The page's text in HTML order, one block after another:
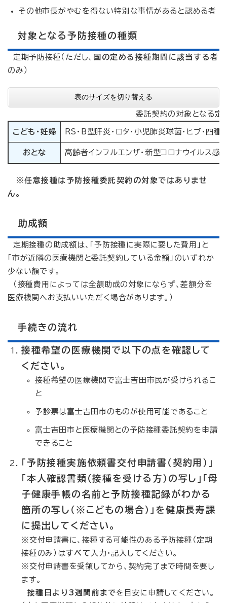
その他市長がやむを得ない特別な事情があると認める者
対象となる予防接種の種類
定期予防接種（ただし、 国の定める接種期間に該当する者
のみ）
表のサイズを切り替える
委託契約の対象となる定
こども・妊婦 RS・B型肝炎・ロタ・小児肺炎球菌・ヒブ・四
おとな 高齢者インフルエンザ・新型コロナウイルス感
※任意接種は予防接種委託契約の対象ではありませ
ん。
助成額
定期接種の助成額は、「予防接種に実際に要した費用」と
「市が近隣の医療機関と委託契約している金額」のいずれか
少ない額です。
（接種費用によっては全額助成の対象にならず、差額分を
医療機関へお支払いいただく場合があります。）
手続きの流れ
接種希望の医療機関で以下の点を確認して
ください。
接種希望の医療機関で富士吉田市民が受けられるこ
と
予診票は富士吉田市のものが使用可能であること
富士吉田市と医療機関との予防接種委託契約を申請
できること
「予防接種実施依頼書交付申請書（契約用）」
「本人確認書類（接種を受ける方）の写し」「母
子健康手帳の名前と予防接種記録がわかる
箇所の写し（※こどもの場合）」を健康長寿課
に提出してください。
※交付申請書に、接種する可能性のある予防接種（定期
接種のみ）はすべて 入力・​記入してください。
※交付申請書を受領してから、契約完了まで時間を要し
ます。
接種日より3週間前までを目安に申請してください。